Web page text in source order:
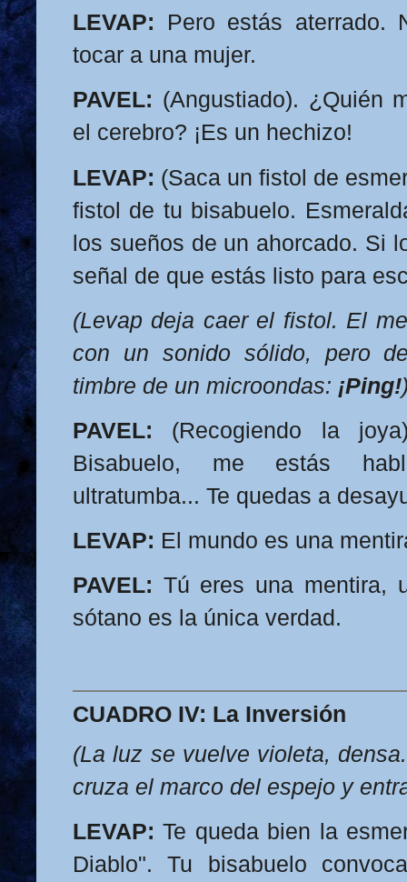
LEVAP: Pero estás aterrado.
tocar a una mujer.
PAVEL: (Angustiado). ¿Quién
el cerebro? ¡Es un hechizo!
LEVAP: (Saca un fistol de
fistol de tu bisabuelo.
los sueños de un ahorcado. Si
señal de que estás listo para
(Levap deja caer el fistol. El
con un sonido sólido, pero
timbre de un microondas: ¡Ping!
PAVEL: (Recogiendo la
Bisabuelo, me estás
ultratumba... Te quedas a
LEVAP: El mundo es una
PAVEL: Tú eres una mentira,
sótano es la única verdad.
CUADRO IV: La Inversión
(La luz se vuelve violeta,
cruza el marco del espejo y
LEVAP: Te queda bien la
Diablo". Tu bisabuelo